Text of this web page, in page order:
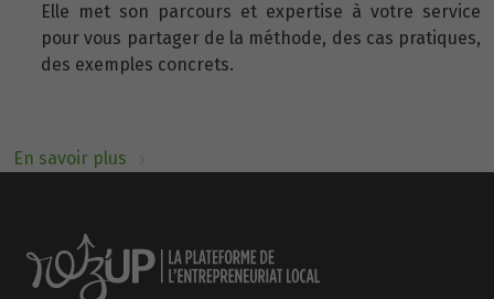
Elle met son parcours et expertise à votre service
pour vous partager de la méthode, des cas pratiques,
des exemples concrets.
En savoir plus